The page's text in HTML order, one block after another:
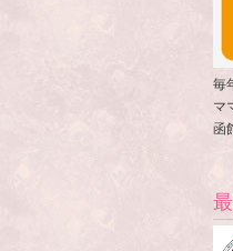
毎
マ
函